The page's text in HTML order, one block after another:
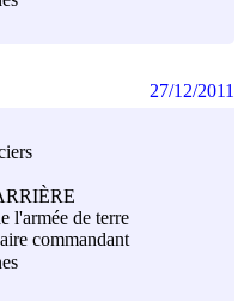
l'armée de terre
commandant
27/12/2011